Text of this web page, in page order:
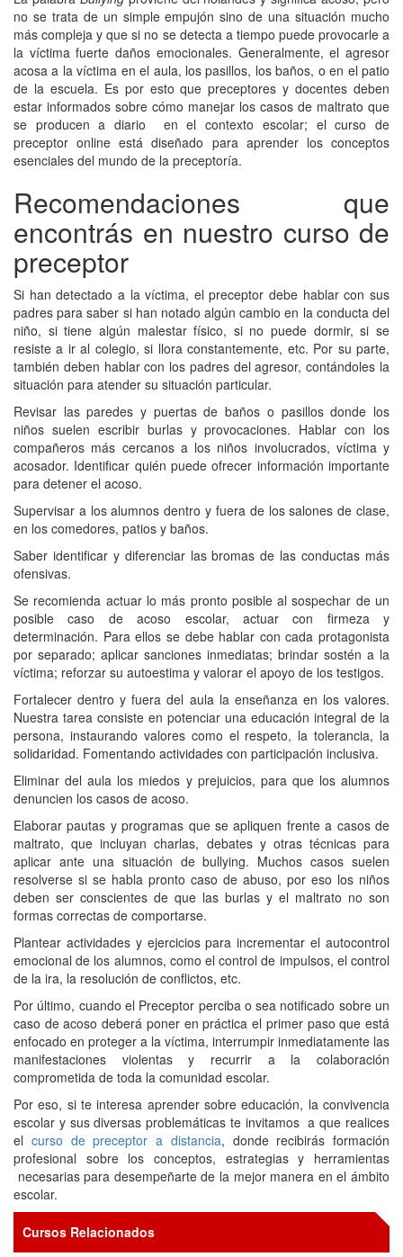
no se trata de un simple empujón sino de una situación mucho
más compleja y que si no se detecta a tiempo puede provocarle a
la víctima fuerte daños emocionales. Generalmente, el agresor
acosa a la víctima en el aula, los pasillos, los baños, o en el patio
de la escuela. Es por esto que preceptores y docentes deben
estar informados sobre cómo manejar los casos de maltrato que
se producen a diario en el contexto escolar; el curso de
preceptor online está diseñado para aprender los conceptos
esenciales del mundo de la preceptoría.
Recomendaciones que
encontrás en nuestro curso de
preceptor
Si han detectado a la víctima, el preceptor debe hablar con sus
padres para saber si han notado algún cambio en la conducta del
niño, si tiene algún malestar físico, si no puede dormir, si se
resiste a ir al colegio, si llora constantemente, etc. Por su parte,
también deben hablar con los padres del agresor, contándoles la
situación para atender su situación particular.
Revisar las paredes y puertas de baños o pasillos donde los
niños suelen escribir burlas y provocaciones. Hablar con los
compañeros más cercanos a los niños involucrados, víctima y
acosador. Identificar quién puede ofrecer información importante
para detener el acoso.
Supervisar a los alumnos dentro y fuera de los salones de clase,
en los comedores, patios y baños.
Saber identificar y diferenciar las bromas de las conductas más
ofensivas.
Se recomienda actuar lo más pronto posible al sospechar de un
posible caso de acoso escolar, actuar con firmeza y
determinación. Para ellos se debe hablar con cada protagonista
por separado; aplicar sanciones inmediatas; brindar sostén a la
víctima; reforzar su autoestima y valorar el apoyo de los testigos.
Fortalecer dentro y fuera del aula la enseñanza en los valores.
Nuestra tarea consiste en potenciar una educación integral de la
persona, instaurando valores como el respeto, la tolerancia, la
solidaridad. Fomentando actividades con participación inclusiva.
Eliminar del aula los miedos y prejuicios, para que los alumnos
denuncien los casos de acoso.
Elaborar pautas y programas que se apliquen frente a casos de
maltrato, que incluyan charlas, debates y otras técnicas para
aplicar ante una situación de bullying. Muchos casos suelen
resolverse si se habla pronto caso de abuso, por eso los niños
deben ser conscientes de que las burlas y el maltrato no son
formas correctas de comportarse.
Plantear actividades y ejercicios para incrementar el autocontrol
emocional de los alumnos, como el control de impulsos, el control
de la ira, la resolución de conflictos, etc.
Por último, cuando el Preceptor perciba o sea notificado sobre un
caso de acoso deberá poner en práctica el primer paso que está
enfocado en proteger a la víctima, interrumpir inmediatamente las
manifestaciones violentas y recurrir a la colaboración
comprometida de toda la comunidad escolar.
Por eso, si te interesa aprender sobre educación, la convivencia
escolar y sus diversas problemáticas te invitamos a que realices
el curso de preceptor a distancia, donde recibirás formación
profesional sobre los conceptos, estrategias y herramientas
necesarias para desempeñarte de la mejor manera en el ámbito
escolar.
Cursos Relacionados